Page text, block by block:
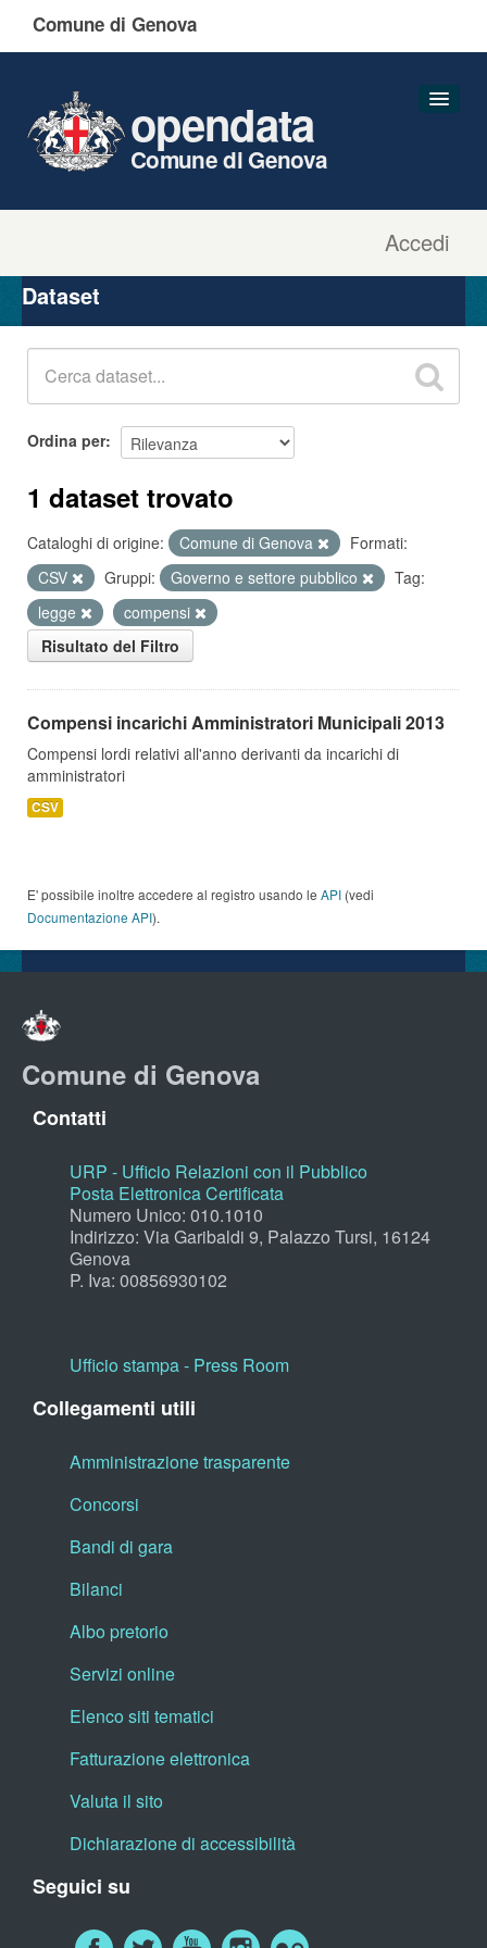
Comune di Genova
Accedi
opendata
Comune di Genova
Organizzazioni
Gruppi
Dataset
Ordina per
1 dataset trovato
Cataloghi di origine: Comune di Genova
Formati:
CSV
Gruppi: Governo e settore pubblico
Tag:
legge
compensi
Risultato del Filtro
Compensi incarichi Amministratori Municipali 2013
Compensi lordi relativi all'anno derivanti da incarichi di
amministratori
CSV
E' possibile inoltre accedere al registro usando le API (vedi
Documentazione API).
Comune di Genova
Contatti
URP - Ufficio Relazioni con il Pubblico
Posta Elettronica Certificata
Numero Unico: 010.1010
Indirizzo: Via Garibaldi 9, Palazzo Tursi, 16124
Genova
P. Iva: 00856930102
Ufficio stampa - Press Room
Collegamenti utili
Amministrazione trasparente
Concorsi
Bandi di gara
Bilanci
Albo pretorio
Servizi online
Elenco siti tematici
Fatturazione elettronica
Valuta il sito
Dichiarazione di accessibilità
Seguici su